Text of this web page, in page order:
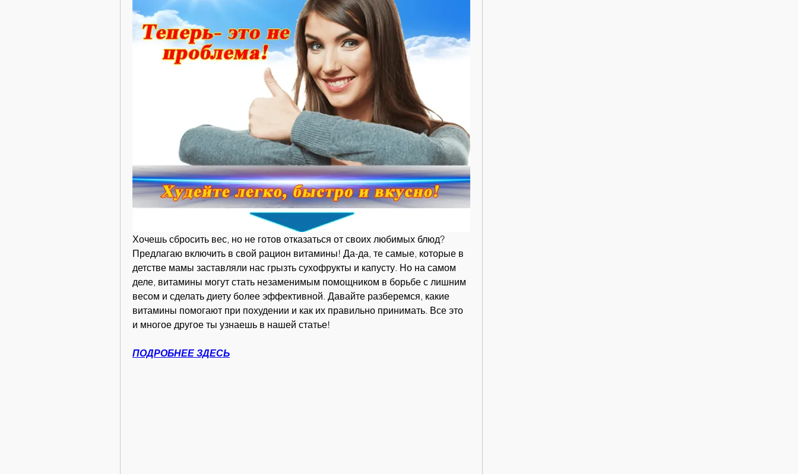
Хочешь сбросить вес, но не готов отказаться от своих любимых блюд?
Предлагаю включить в свой рацион витамины! Да-да, те самые, которые в
детстве мамы заставляли нас грызть сухофрукты и капусту. Но на самом
деле, витамины могут стать незаменимым помощником в борьбе с лишним
весом и сделать диету более эффективной. Давайте разберемся, какие
витамины помогают при похудении и как их правильно принимать. Все это
и многое другое ты узнаешь в нашей статье!
ПОДРОБНЕЕ ЗДЕСЬ